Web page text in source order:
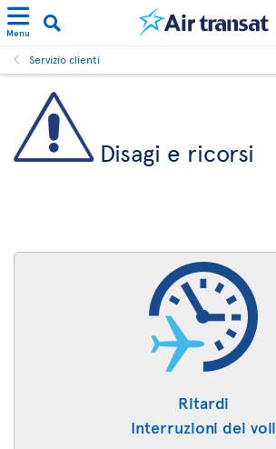
Menu
Servizio clienti
Disagi e ricorsi
Ritardi
Interruzioni dei voli